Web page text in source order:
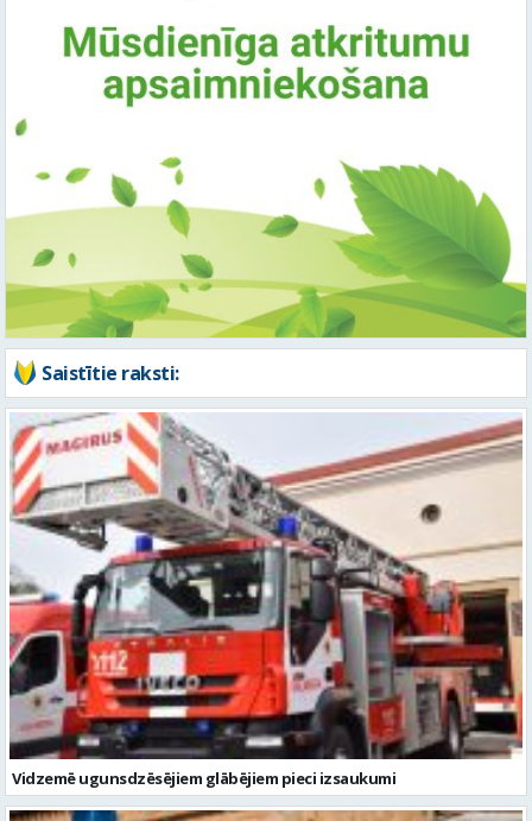
Saistītie raksti:
Vidzemē ugunsdzēsējiem glābējiem pieci izsaukumi